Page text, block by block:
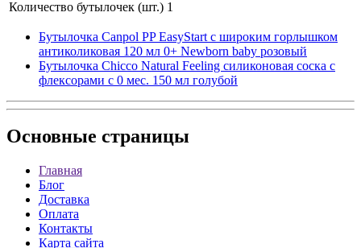
Количество бутылочек (шт.) 1
Бутылочка Canpol PP EasyStart с широким горлышком
антиколиковая 120 мл 0+ Newborn baby розовый
Бутылочка Chicco Natural Feeling силиконовая соска с
флексорами c 0 мес. 150 мл голубой
Основные страницы
Главная
Блог
Доставка
Оплата
Контакты
Карта сайта